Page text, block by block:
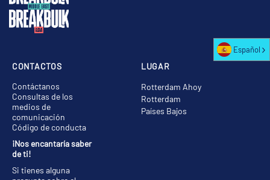
LUGAR
Rotterdam Ahoy
Rotterdam
Países Bajos
CONTACTOS
Contáctanos
Consultas de los
medios de
comunicación
Código de conducta
¡Nos encantaría saber
de ti!
Si tienes alguna
Español